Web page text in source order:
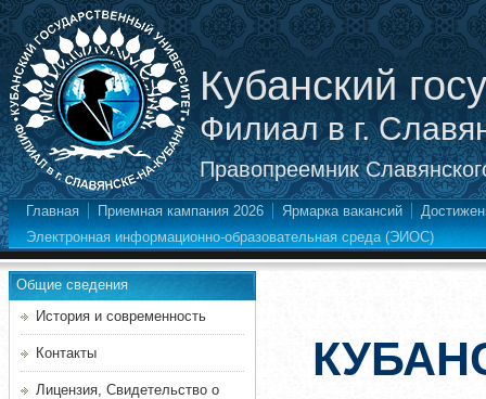
Кубанский
Филиал в г.
Правопреемник
Главная Приемная кампания 2026 Ярмарка вакансий
Электронная информационно-образовательная среда (ЭИОС)
Общие сведения
История и современность
Контакты
Лицензия, Свидетельство о